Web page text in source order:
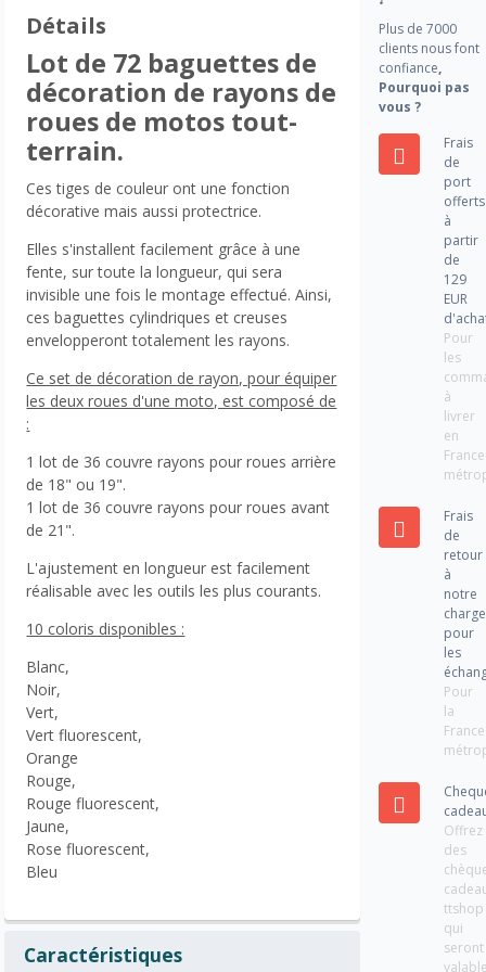
Détails
Lot de 72 baguettes de
décoration de rayons de
roues de motos tout-
terrain.
Ces tiges de couleur ont une fonction
décorative mais aussi protectrice.
Elles s'installent facilement grâce à une
fente, sur toute la longueur, qui sera
invisible une fois le montage effectué. Ainsi,
ces baguettes cylindriques et creuses
envelopperont totalement les rayons.
Ce set de décoration de rayon, pour équiper
les deux roues d'une moto, est composé de
:
1 lot de 36 couvre rayons pour roues arrière
de 18" ou 19".
1 lot de 36 couvre rayons pour roues avant
de 21".
L'ajustement en longueur est facilement
réalisable avec les outils les plus courants.
10 coloris disponibles :
Blanc,
Noir,
Vert,
Vert fluorescent,
Orange
Rouge,
Rouge fluorescent,
Jaune,
Rose fluorescent,
Bleu
Caractéristiques
Plus de 7000
clients nous font
confiance,
Pourquoi pas
vous ?
Frais
de
port
offerts
à
partir
de
129
EUR
Pour
les
à
livrer
en
France
Frais
de
retour
à
notre
charge
pour
les
Pour
la
France
Offrez
des
ttshop
qui
seront